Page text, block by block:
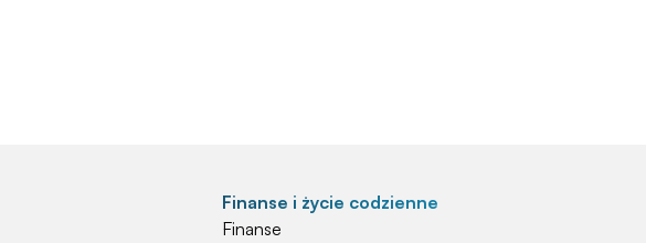
Finanse i życie codzienne
Finanse